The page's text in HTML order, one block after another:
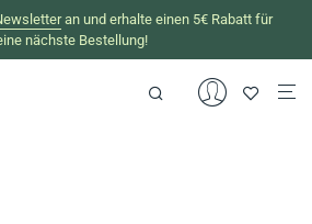
an und erhalte einen 5€ Rabatt für
nächste Bestellung!